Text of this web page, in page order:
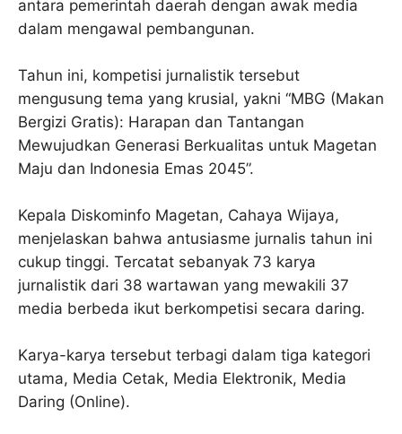
antara pemerintah daerah dengan awak media
dalam mengawal pembangunan.
Tahun ini, kompetisi jurnalistik tersebut
mengusung tema yang krusial, yakni “MBG (Makan
Bergizi Gratis): Harapan dan Tantangan
Mewujudkan Generasi Berkualitas untuk Magetan
Maju dan Indonesia Emas 2045”.
Kepala Diskominfo Magetan, Cahaya Wijaya,
menjelaskan bahwa antusiasme jurnalis tahun ini
cukup tinggi. Tercatat sebanyak 73 karya
jurnalistik dari 38 wartawan yang mewakili 37
media berbeda ikut berkompetisi secara daring.
Karya-karya tersebut terbagi dalam tiga kategori
utama, Media Cetak, Media Elektronik, Media
Daring (Online).